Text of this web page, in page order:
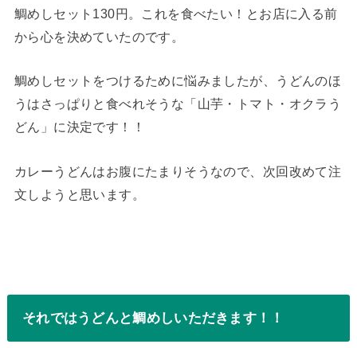
鯛めしセット130円。これを食べたい！とお店に入る前
から心を決めていたのです。
鯛めしセットをつけるために悩みましたが、うどんのほ
うはさっぱりと食べれそうな「山芋・トマト・オクラう
どん」に決定です！！
カレーうどんはお腹にたまりそうなので、次回改めて注
文しようと思います。
それではうどんと鯛めしいただきます！！